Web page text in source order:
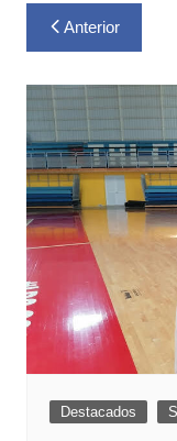
Navegación
de
entradas
Anterior
Destacados